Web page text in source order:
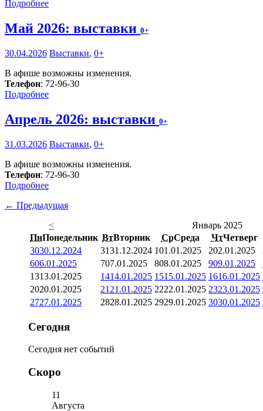
Подробнее
Май 2026: выставки 0+
30.04.2026 Выставки, 0+
В афише возможны изменения.
Телефон: 72-96-30
Подробнее
Апрель 2026: выставки 0+
31.03.2026 Выставки, 0+
В афише возможны изменения.
Телефон: 72-96-30
Подробнее
← Предыдущая
<
Январь 2025
ПнПонедельник ВтВторник СрСреда ЧтЧетверг
3030.12.2024 3131.12.2024 101.01.2025 202.01.2025
606.01.2025 707.01.2025 808.01.2025 909.01.2025
1313.01.2025 1414.01.2025 1515.01.2025 1616.01.2025
2020.01.2025 21 21.01.2025 2222.01.2025 2323.01.2025
2727.01.2025 2828.01.2025 2929.01.2025 3030.01.2025
Сегодня
Сегодня нет событий
Скоро
11
Августа